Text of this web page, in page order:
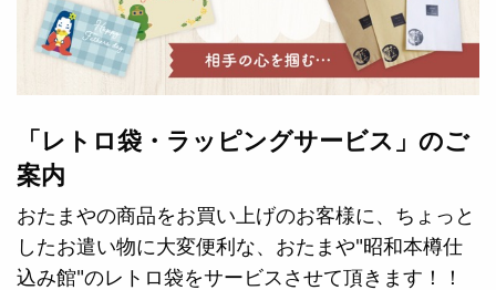
「レトロ袋・ラッピングサービス」のご
案内
おたまやの商品をお買い上げのお客様に、ちょっと
したお遣い物に大変便利な、おたまや"昭和本樽仕
込み館"のレトロ袋をサービスさせて頂きます！！